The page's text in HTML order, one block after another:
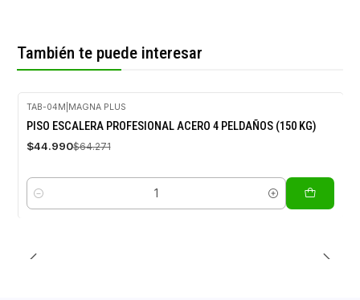
También te puede interesar
-30%
OFF
TAB-04M MAGNA PLUS
PISO ESCALERA PROFESIONAL ACERO 4 PELDAÑOS (150 KG)
$44.990$64.271
Cantidad